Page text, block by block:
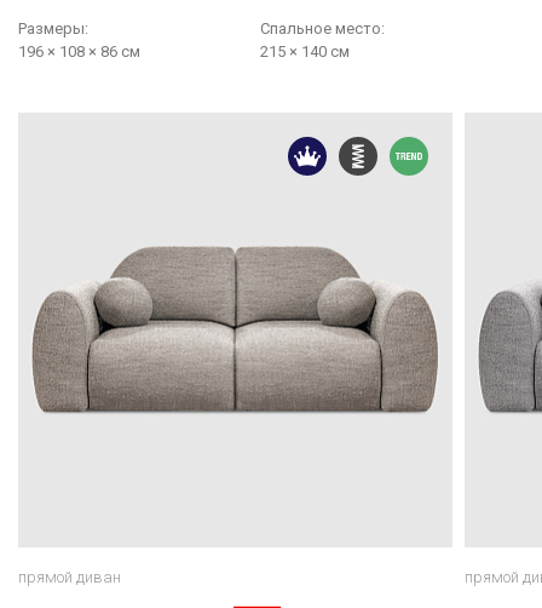
Размеры:
196 × 108 × 86 см
Cпальное место:
215 × 140 см
прямой диван прямой